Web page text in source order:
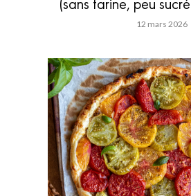
12 mars 2026